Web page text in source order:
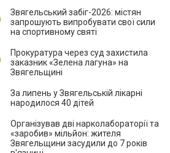
Звягельський забіг-2026: містян
запрошують випробувати свої сили
на спортивному святі
Прокуратура через суд захистила
заказник «Зелена лагуна» на
Звягельщині
За липень у Звягельській лікарні
народилося 40 дітей
Організував дві нарколабораторії та
«заробив» мільйон: жителя
Звягельщини засудили до 7 років